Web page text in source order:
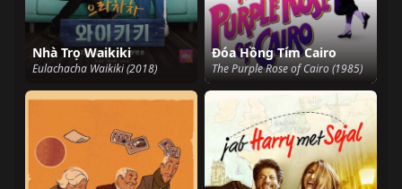
Nhà Trọ Waikiki
Eulachacha Waikiki (2018)
Đóa Hồng Tím Cairo
The Purple Rose of Cairo (1985)